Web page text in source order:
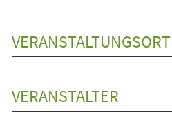
VERANSTALTUNGSORT
VERANSTALTER